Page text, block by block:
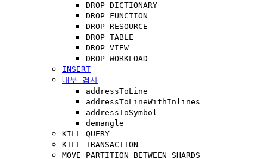
DROP DICTIONARY
DROP FUNCTION
DROP RESOURCE
DROP TABLE
DROP VIEW
DROP WORKLOAD
INSERT
내부 검사
addressToLine
addressToLineWithInlines
addressToSymbol
demangle
KILL QUERY
KILL TRANSACTION
MOVE PARTITION BETWEEN SHARDS